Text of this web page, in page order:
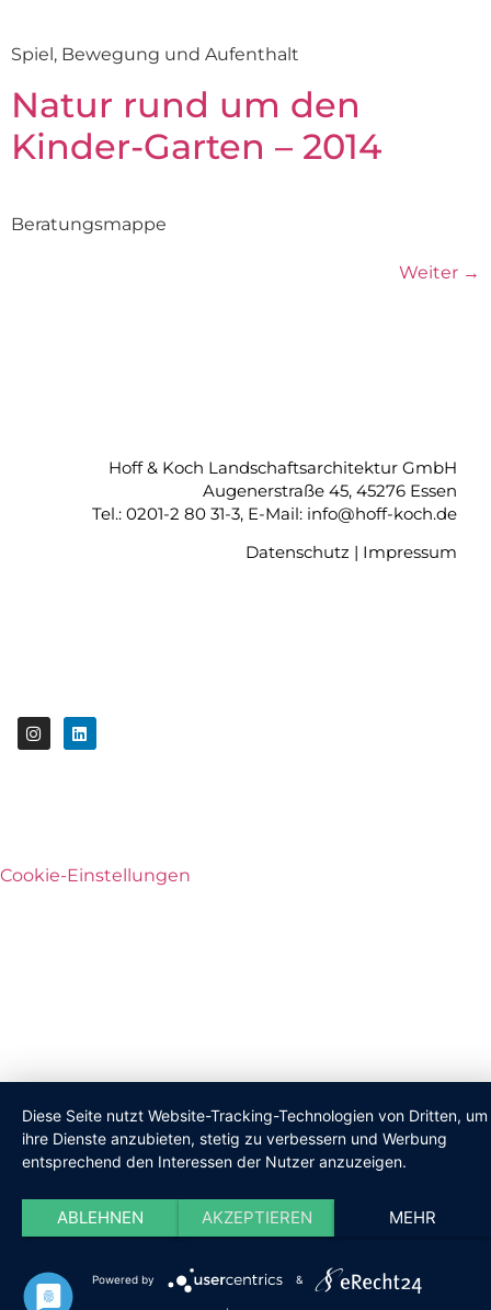
Spiel, Bewegung und Aufenthalt
Natur rund um den
Kinder-Garten – 2014
Beratungsmappe
Weiter →
Hoff & Koch Landschaftsarchitektur GmbH
Augenerstraße 45, 45276 Essen
Tel.: 0201-2 80 31-3, E-Mail: info@hoff-koch.de
Datenschutz | Impressum
Cookie-Einstellungen
Diese Seite nutzt Website-Tracking-Technologien von Dritten, um
ihre Dienste anzubieten, stetig zu verbessern und Werbung
entsprechend den Interessen der Nutzer anzuzeigen.
ABLEHNEN AKZEPTIEREN MEHR
Powered by &